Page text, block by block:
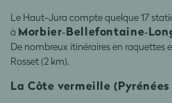
Le Haut-Jura compte quelque 17
à
De nombreux itinéraires en raquettes
Rosset (2 km).
La Côte vermeille